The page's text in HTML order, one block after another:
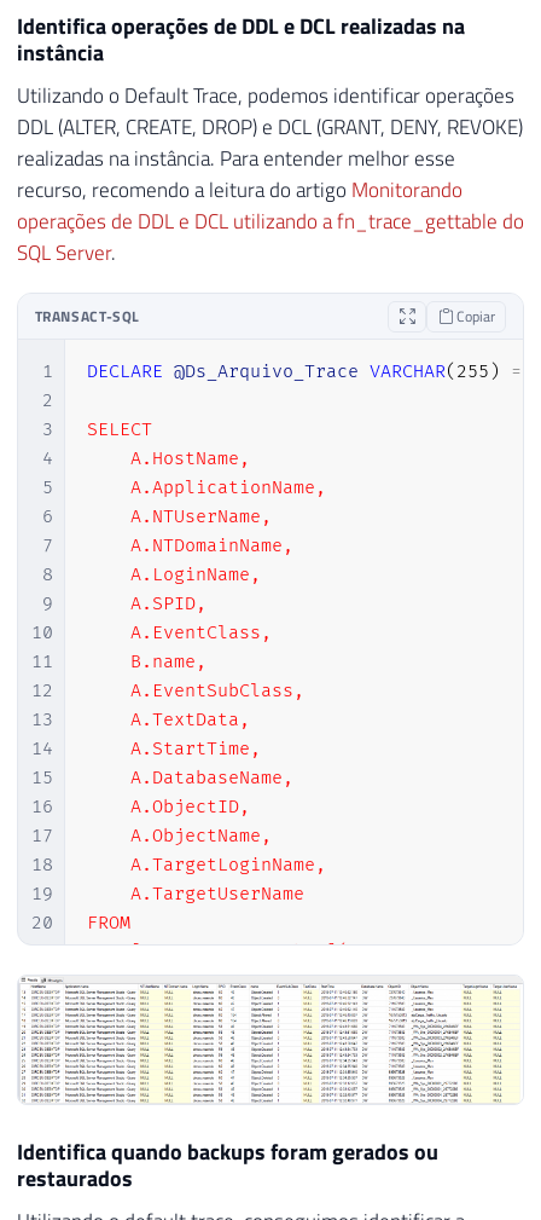
Identifica operações de DDL e DCL realizadas na
instância
Utilizando o Default Trace, podemos identificar operações
DDL (ALTER, CREATE, DROP) e DCL (GRANT, DENY, REVOKE)
realizadas na instância. Para entender melhor esse
recurso, recomendo a leitura do artigo Monitorando
operações de DDL e DCL utilizando a fn_trace_gettable do
SQL Server.
TRANSACT-SQL Copiar
1
2
3
4
5
6
7
8
9
10
11
12
13
14
15
16
17
18
19
20
21
22
23
24
25
26
28
29
30
DECLARE @Ds_Arquivo_Trace VARCHAR( 255 ) =
SELECT
    A.HostName,
    A.ApplicationName,
    A.NTUserName,
    A.NTDomainName,
    A.LoginName,
    A.SPID,
    A.EventClass,
    B.name,
    A.EventSubClass,
    A.TextData,
    A.StartTime,
    A.DatabaseName,
    A.ObjectID,
    A.ObjectName,
    A.TargetLoginName,
    A.TargetUserName
FROM
JOIN master.sys.trace_events B ON
WHERE
A.EventClass IN ( 164, 46, 47, 108,
    AND A.StartTime >= GETDATE()-7
    AND A.LoginName NOT IN ( '
NT
    AND A.DatabaseName <> '
tempdb
    AND NOT (B.name LIKE '
    AND A.ObjectName <> '
Identifica quando backups foram gerados ou
restaurados